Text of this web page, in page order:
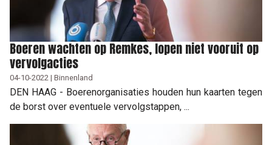
Boeren wachten op Remkes, lopen niet vooruit op
vervolgacties
04-10-2022 | Binnenland
DEN HAAG - Boerenorganisaties houden hun kaarten tegen
de borst over eventuele vervolgstappen, ...